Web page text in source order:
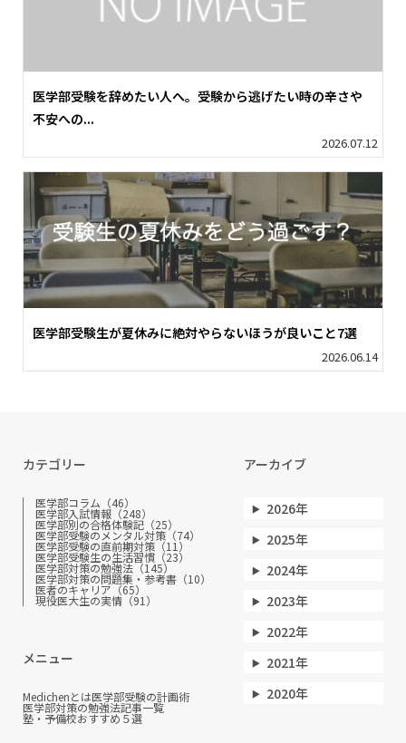
医学部受験を辞めたい人へ。受験から逃げたい時の辛さや
不安への...
2026.07.12
医学部受験生が夏休みに絶対やらないほうが良いこと7選
2026.06.14
カテゴリー
医学部コラム（46）
医学部入試情報（248）
医学部別の合格体験記（25）
医学部受験のメンタル対策（74）
医学部受験の直前期対策（11）
医学部受験生の生活習慣（23）
医学部対策の勉強法（145）
医学部対策の問題集・参考書（10）
医者のキャリア（65）
現役医大生の実情（91）
メニュー
Medichenとは医学部受験の計画術
医学部対策の勉強法記事一覧
塾・予備校おすすめ５選
アーカイブ
2026年
2025年
2024年
2023年
2022年
2021年
2020年